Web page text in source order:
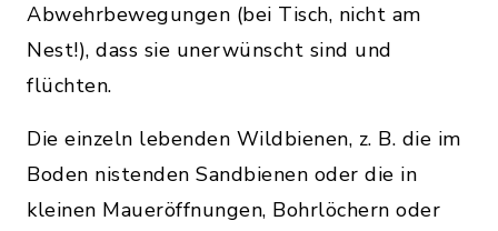
Abwehrbewegungen (bei Tisch, nicht am
Nest!), dass sie unerwünscht sind und
flüchten.
Die einzeln lebenden Wildbienen, z. B. die im
Boden nistenden Sandbienen oder die in
kleinen Maueröffnungen, Bohrlöchern oder